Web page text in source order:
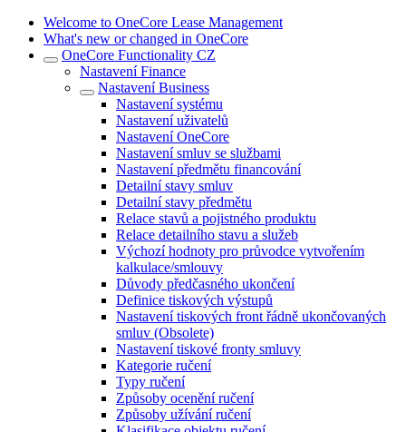
Welcome to OneCore Lease Management
What's new or changed in OneCore
OneCore Functionality CZ
Nastavení Finance
Nastavení Business
Nastavení systému
Nastavení uživatelů
Nastavení OneCore
Nastavení smluv se službami
Nastavení předmětu financování
Detailní stavy smluv
Detailní stavy předmětu
Relace stavů a pojistného produktu
Relace detailního stavu a služeb
Výchozí hodnoty pro průvodce vytvořením
kalkulace/smlouvy
Důvody předčasného ukončení
Definice tiskových výstupů
Nastavení tiskových front řádně ukončovaných
smluv (Obsolete)
Nastavení tiskové fronty smluvy
Kategorie ručení
Typy ručení
Způsoby ocenění ručení
Způsoby užívání ručení